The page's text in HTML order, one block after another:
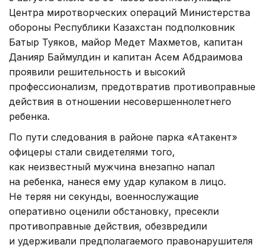
Центра миротворческих операций Министерства
обороны Республики Казахстан подполковник
Батыр Туяков, майор Медет Махметов, капитан
Данияр Баймулдин и капитан Асем Абдраимова
проявили решительность и высокий
профессионализм, предотвратив противоправные
действия в отношении несовершеннолетнего
ребенка.
По пути следования в районе парка «Атакент»
офицеры стали свидетелями того,
как неизвестный мужчина внезапно напал
на ребенка, нанеся ему удар кулаком в лицо.
Не теряя ни секунды, военнослужащие
оперативно оценили обстановку, пресекли
противоправные действия, обезвредили
и удерживали предполагаемого правонарушителя